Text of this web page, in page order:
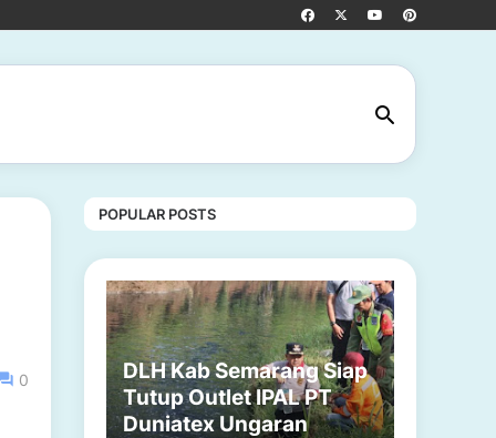
0
POPULAR POSTS
DLH Kab Semarang Siap
Tutup Outlet IPAL PT
Duniatex Ungaran